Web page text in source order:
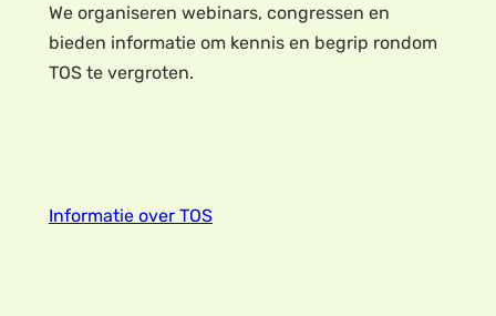
We organiseren webinars, congressen en
bieden informatie om kennis en begrip rondom
TOS te vergroten.
Informatie over TOS